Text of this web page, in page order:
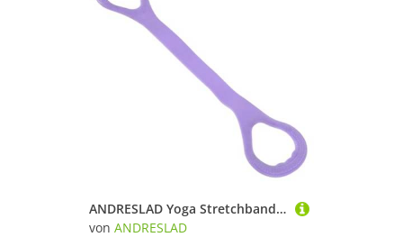
ANDRESLAD Yoga Stretchband für Frauen Lila Stabiler Ein wort griff Fitness Gurt für Rückentraining Pilates Stretching Band Elastisch für Yoga Zuhause Effektive Dehnübungen und Fitness
von ANDRESLAD